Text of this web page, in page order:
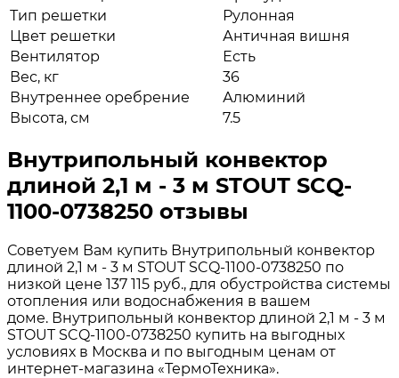
Тип решетки
Рулонная
Цвет решетки
Античная вишня
Вентилятор
Есть
Вес, кг
36
Внутреннее оребрение
Алюминий
Высота, см
7.5
Внутрипольный конвектор
длиной 2,1 м - 3 м STOUT SCQ-
1100-0738250 отзывы
Советуем Вам купить Внутрипольный конвектор
длиной 2,1 м - 3 м STOUT SCQ-1100-0738250 по
низкой цене 137 115 руб., для обустройства системы
отопления или водоснабжения в вашем
доме. Внутрипольный конвектор длиной 2,1 м - 3 м
STOUT SCQ-1100-0738250 купить на выгодных
условиях в Москва и по выгодным ценам от
интернет-магазина «ТермоТехника».